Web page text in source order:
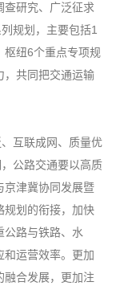
查研究、广泛征求
规划，主要包括1
枢纽6个重点专项规
，共同把交通运输
互联成网、质量优
公路交通要以高质
京津冀协同发展暨
规划的衔接，加快
公路与铁路、水
和运营效率。更加
融合发展，更加注